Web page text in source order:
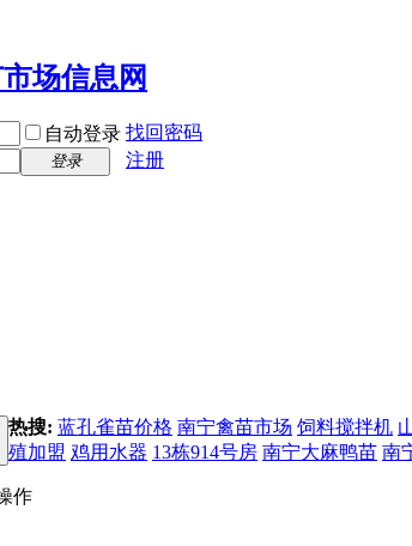
自动登录 找回密码
登录
注册
热搜: 蓝孔雀苗价格 南宁禽苗市场 饲料搅拌机
殖加盟 鸡用水器 13栋914号房 南宁大麻鸭苗 南
作